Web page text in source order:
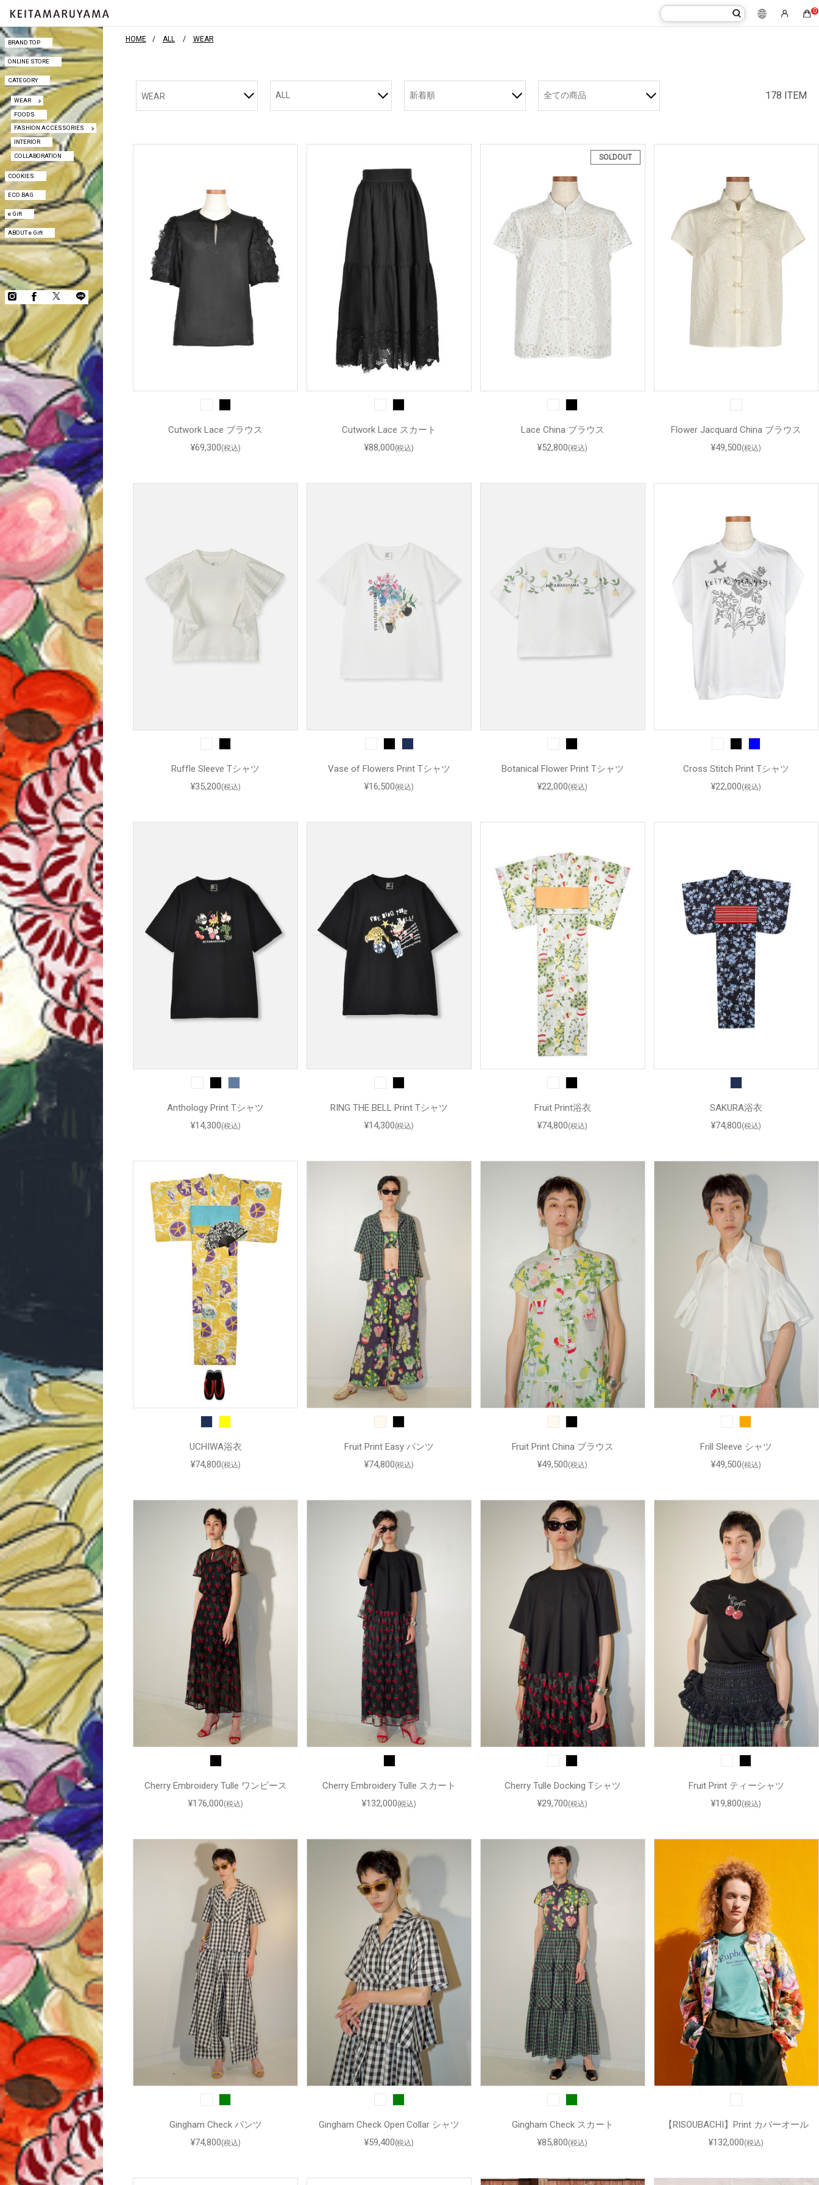
0
BRAND TOP
ONLINE STORE
CATEGORY
WEAR
FOODS
FASHION ACCESSORIES
INTERIOR
COLLABORATION
COOKIES
ECO BAG
e Gift
ABOUT e Gift
COPYRIGHT © KEITA MARUYAMA.
ALL RIGHTS RESERVED.
BRAND TOP
ONLINE STORE
CATEGORY
WEAR
FOODS
FASHION ACCESSORIES
INTERIOR
COLLABORATION
COOKIES
ECO BAG
e Gift
ABOUT e Gift
HOME ALL WEAR
WEAR ALL 新着順 全ての商品 178 ITEM
Cutwork Lace ブラウス
¥69,300(税込)
Cutwork Lace スカート
¥88,000(税込)
SOLDOUT
Lace China ブラウス
¥52,800(税込)
Flower Jacquard China ブラウス
¥49,500(税込)
Ruffle Sleeve Tシャツ
¥35,200(税込)
Vase of Flowers Print Tシャツ
¥16,500(税込)
Botanical Flower Print Tシャツ
¥22,000(税込)
Cross Stitch Print Tシャツ
¥22,000(税込)
Anthology Print Tシャツ
¥14,300(税込)
RING THE BELL Print Tシャツ
¥14,300(税込)
Fruit Print浴衣
¥74,800(税込)
SAKURA浴衣
¥74,800(税込)
UCHIWA浴衣
¥74,800(税込)
Fruit Print Easy パンツ
¥74,800(税込)
Fruit Print China ブラウス
¥49,500(税込)
Frill Sleeve シャツ
¥49,500(税込)
Cherry Embroidery Tulle ワンピース
¥176,000(税込)
Cherry Embroidery Tulle スカート
¥132,000(税込)
Cherry Tulle Docking Tシャツ
¥29,700(税込)
Fruit Print ティーシャツ
¥19,800(税込)
Gingham Check パンツ
¥74,800(税込)
Gingham Check Open Collar シャツ
¥59,400(税込)
Gingham Check スカート
¥85,800(税込)
【RISOUBACHI】Print カバーオール
¥132,000(税込)